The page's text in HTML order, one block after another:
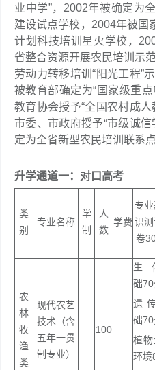
业中学”，2002年被确定为
建设试点学校，2004年被国
计划科技培训星火学校，
省整合资源开展农民培训示
劳动力转移培训“阳光工程”
被教育部确定为“国家级重
教育协会授予“全国农村成
市委、市政府授予“市级诚
定为全省新型农民培训联系点
升学通道一：对口高考
类
别
专业名称
学
制
人
数
学费
专
识
卷
农
林
牧
渔
类
现代农艺
技术（含
五年一贯
制专业）
100
生
础70
遗
础70
植物
环境